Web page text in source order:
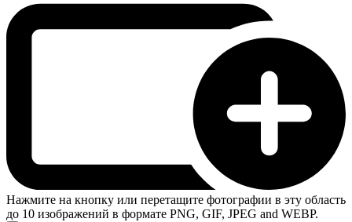
Нажмите на кнопку или перетащите фотографии в эту область
до 10 изображений в формате PNG, GIF, JPEG and WEBP.